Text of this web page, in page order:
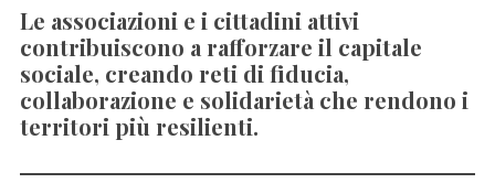
Le associazioni e i cittadini attivi
contribuiscono a rafforzare il capitale
sociale, creando reti di fiducia,
collaborazione e solidarietà che rendono i
territori più resilienti.